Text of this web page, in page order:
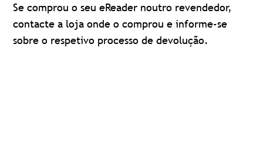
Se comprou o seu eReader noutro revendedor,
contacte a loja onde o comprou e informe-se
sobre o respetivo processo de devolução.